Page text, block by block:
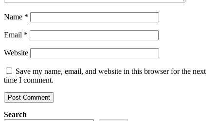
Name *
Email *
Website
Save my name, email, and website in this browser for the next
time I comment.
Search